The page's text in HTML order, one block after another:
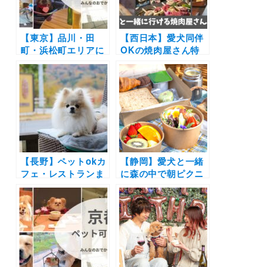
【東京】品川・田
町・浜松町エリアに
あるペット可カフ
ェ・レストラン10
選！実際のおでかけ
レポ付き
【西日本】愛犬同伴
OKの焼肉屋さん特
集！店内OKや愛犬
用メニューが揃うお
店を厳選
【長野】ペットokカ
フェ・レストランま
とめ30選！| 自然豊
かな景色に包まれて
お蕎麦やピザを愛犬
と楽しもう♪
【静岡】愛犬と一緒
に森の中で朝ピクニ
ックが楽しめる！
「伊豆マリオットホ
テル修善寺」で新宿
泊プラン
「HARUIRO
MORNING PICNIC
2022」開始！